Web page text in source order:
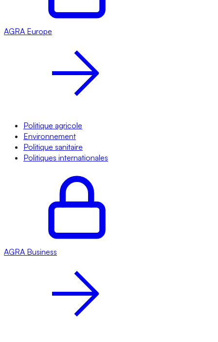
AGRA Europe
Politique agricole
Environnement
Politique sanitaire
Politiques internationales
AGRA Business